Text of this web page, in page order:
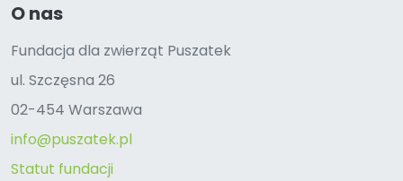
O nas
Fundacja dla zwierząt Puszatek
ul. Szczęsna 26
02-454 Warszawa
info@puszatek.pl
Statut fundacji